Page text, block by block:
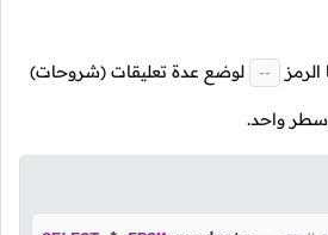
-- لوضع عدة تعليقات (شروحات)
سطر واحد.